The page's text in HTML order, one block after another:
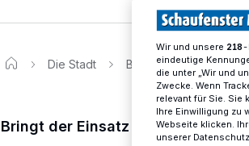
Die Stadt Beschwerdeflut: Wut
Bringt der Einsatz weiterer
Wir und unsere 218-
eindeutige
die unter „Wir und
Zwecke. Wenn
relevant für Sie. Sie
Ihre Einwilligung zu
Webseite klicken.
unserer